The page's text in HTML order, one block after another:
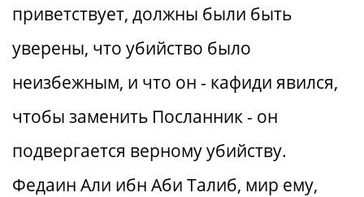
приветствует, должны были быть
уверены, что убийство было
неизбежным, и что он - кафиди явился,
чтобы заменить Посланник - он
подвергается верному убийству.
Федаин Али ибн Аби Талиб, мир ему,